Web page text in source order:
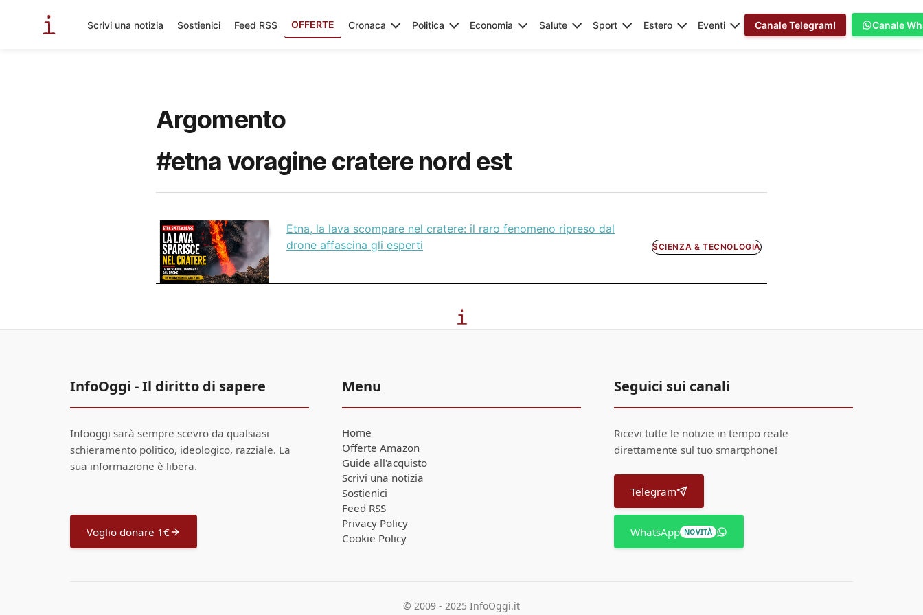
Scrivi una notizia Sostienici Feed RSS OFFERTE Cronaca Politica Economia Salute Sport Estero Eventi Canale Telegram! Canale
Argomento
#etna voragine cratere nord est
Etna, la lava scompare nel cratere: il raro fenomeno ripreso dal
drone affascina gli esperti
SCIENZA & TECNOLOGIA
InfoOggi - Il diritto di sapere
Infooggi sarà sempre scevro da qualsiasi
schieramento politico, ideologico, razziale. La
sua informazione è libera.
Voglio donare 1€
Menu
Home
Offerte Amazon
Guide all'acquisto
Scrivi una notizia
Sostienici
Feed RSS
Privacy Policy
Cookie Policy
Seguici sui canali
Ricevi tutte le notizie in tempo reale
direttamente sul tuo smartphone!
Telegram
WhatsApp NOVITÀ
© 2009 - 2025 InfoOggi.it